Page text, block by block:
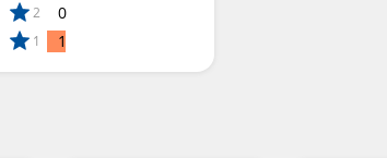
2 0
1 1